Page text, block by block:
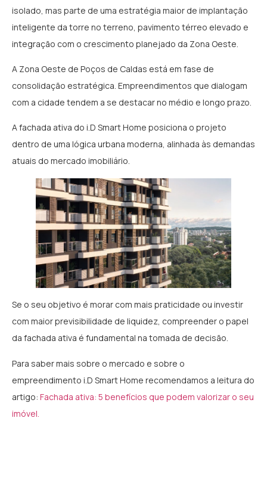
isolado, mas parte de uma estratégia maior de implantação
inteligente da torre no terreno, pavimento térreo elevado e
integração com o crescimento planejado da Zona Oeste.
A Zona Oeste de Poços de Caldas está em fase de
consolidação estratégica. Empreendimentos que dialogam
com a cidade tendem a se destacar no médio e longo prazo.
A fachada ativa do i.D Smart Home posiciona o projeto
dentro de uma lógica urbana moderna, alinhada às demandas
atuais do mercado imobiliário.
Se o seu objetivo é morar com mais praticidade ou investir
com maior previsibilidade de liquidez, compreender o papel
da fachada ativa é fundamental na tomada de decisão.
Para saber mais sobre o mercado e sobre o
empreendimento i.D Smart Home recomendamos a leitura do
artigo: Fachada ativa: 5 benefícios que podem valorizar o seu
imóvel.